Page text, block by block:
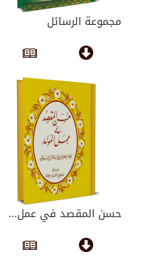
مجموعة الرسائل
حسن المقصد في عمل...